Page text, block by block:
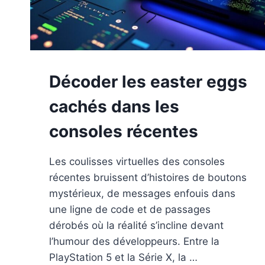
Décoder les easter eggs
cachés dans les
consoles récentes
Les coulisses virtuelles des consoles
récentes bruissent d’histoires de boutons
mystérieux, de messages enfouis dans
une ligne de code et de passages
dérobés où la réalité s’incline devant
l’humour des développeurs. Entre la
PlayStation 5 et la Série X, la …